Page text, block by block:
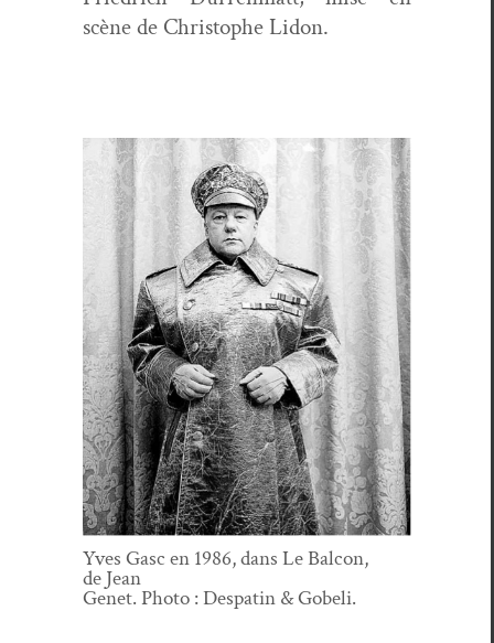
scène de Christophe Lidon.
Yves Gasc en 1986, dans Le Bal­con,
de Jean
Genet. Pho­to : Despatin & Gobeli.